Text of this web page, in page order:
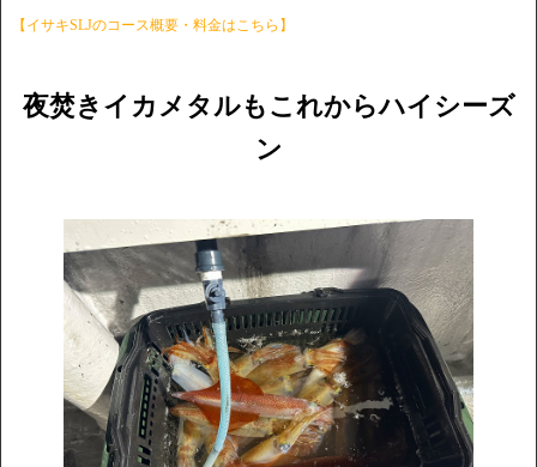
【イサキSLJのコース概要・料金はこちら】
夜焚きイカメタルもこれからハイシーズ
ン